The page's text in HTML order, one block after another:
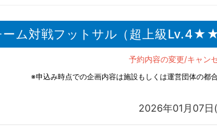
ーム対戦フットサル（超上級
予約内容の変更/キャン
※申込み時点での企画内容は施設もしくは運営団体の都
2026年01月07